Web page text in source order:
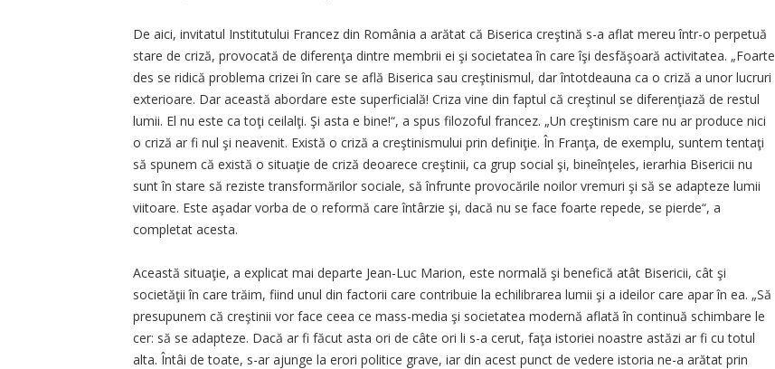
De aici, invitatul Institutului Francez din România a arătat că Biserica creştină s-a aflat mereu într-o perpetuă
stare de criză, provocată de diferenţa dintre membrii ei şi societatea în care îşi desfăşoară activitatea. „Foarte
des se ridică problema crizei în care se află Biserica sau creştinismul, dar întotdeauna ca o criză a unor lucruri
exterioare. Dar această abordare este superficială! Criza vine din faptul că creştinul se diferenţiază de restul
lumii. El nu este ca toţi ceilalţi. Şi asta e bine!“, a spus filozoful francez. „Un creştinism care nu ar produce nici
o criză ar fi nul şi neavenit. Există o criză a creştinismului prin definiţie. În Franţa, de exemplu, suntem tentaţi
să spunem că există o situaţie de criză deoarece creştinii, ca grup social şi, bineînţeles, ierarhia Bisericii nu
sunt în stare să reziste transformărilor sociale, să înfrunte provocările noilor vremuri şi să se adapteze lumii
viitoare. Este aşadar vorba de o reformă care întârzie şi, dacă nu se face foarte repede, se pierde“, a
completat acesta.
Această situaţie, a explicat mai departe Jean-Luc Marion, este normală şi benefică atât Bisericii, cât şi
societăţii în care trăim, fiind unul din factorii care contribuie la echilibrarea lumii şi a ideilor care apar în ea. „Să
presupunem că creştinii vor face ceea ce mass-media şi societatea modernă aflată în continuă schimbare le
cer: să se adapteze. Dacă ar fi făcut asta ori de câte ori li s-a cerut, faţa istoriei noastre astăzi ar fi cu totul
alta. Întâi de toate, s-ar ajunge la erori politice grave, iar din acest punct de vedere istoria ne-a arătat prin